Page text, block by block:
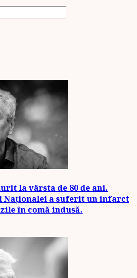
la vârsta de 80 de ani.
Naționalei a suferit un infarct
în comă indusă.